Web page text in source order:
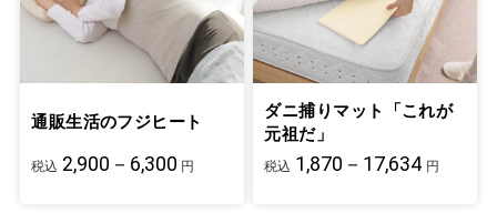
通販生活のフジヒート
税込 2,900－6,300 円
ダニ捕りマット「これが
元祖だ」
税込 1,870－17,634 円